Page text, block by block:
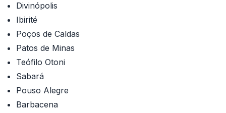
Divinópolis
Ibirité
Poços de Caldas
Patos de Minas
Teófilo Otoni
Sabará
Pouso Alegre
Barbacena